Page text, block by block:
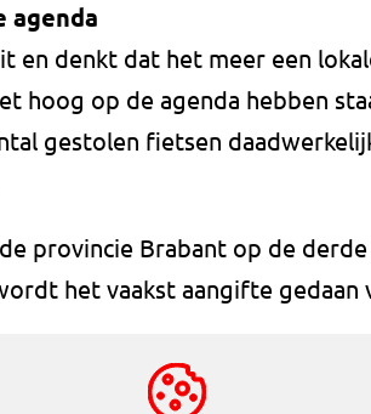
agenda
denkt dat het meer een
hoog op de agenda hebben
gestolen fietsen
provincie Brabant op de
het vaakst aangifte